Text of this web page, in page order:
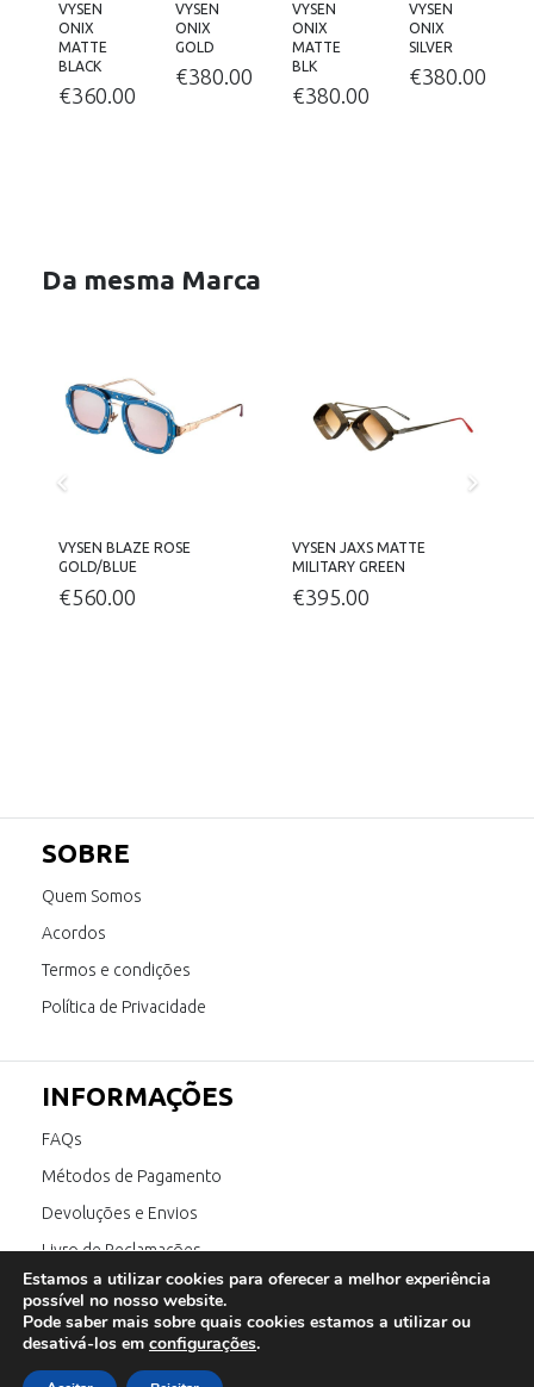
VYSEN
ONIX
MATTE
BLACK
€360.00
VYSEN
ONIX
GOLD
€380.00
VYSEN
ONIX
MATTE
BLK
€380.00
VYSEN
ONIX
SILVER
€380.00
Da mesma Marca
VYSEN BLAZE ROSE
GOLD/BLUE
€560.00
VYSEN JAXS MATTE
MILITARY GREEN
€395.00
SOBRE
Quem Somos
Acordos
Termos e condições
Política de Privacidade
INFORMAÇÕES
FAQs
Métodos de Pagamento
Devoluções e Envios
Livro de Reclamações
Canal de Denúncia
SIGA-NOS
Estamos a utilizar cookies para oferecer a melhor experiência
possível no nosso website.
Pode saber mais sobre quais cookies estamos a utilizar ou
desativá-los em configurações.